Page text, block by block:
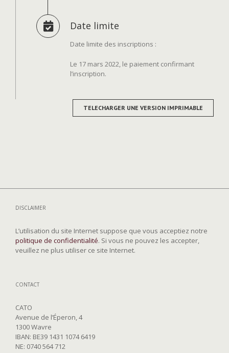
Date limite
Date limite des inscriptions :
Le 17 mars 2022, le paiement confirmant
l’inscription.
TELECHARGER UNE VERSION IMPRIMABLE
DISCLAIMER
L’utilisation du site Internet suppose que vous acceptiez notre
politique de confidentialité. Si vous ne pouvez les accepter,
veuillez ne plus utiliser ce site Internet.
CONTACT
CATO
Avenue de l’Éperon, 4
1300 Wavre
IBAN: BE39 1431 1074 6419
NE: 0740 564 712